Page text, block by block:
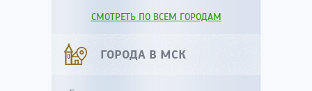
СМОТРЕТЬ ПО ВСЕМ ГОРОДАМ
ГОРОДА В МСК